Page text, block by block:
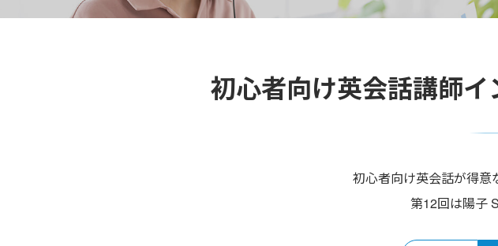
初心者向け英会話講師
初心者向け英会話が得意
第12回は陽子